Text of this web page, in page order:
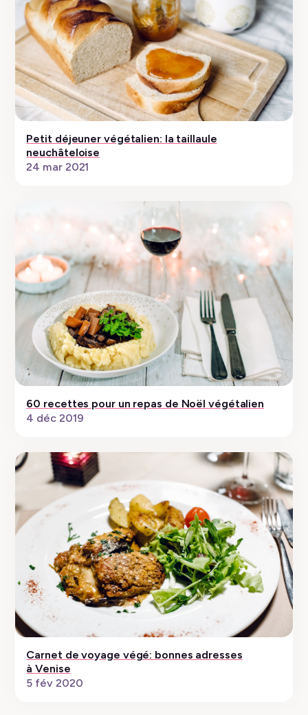
Petit déjeuner végétalien: la taillaule
neuchâteloise
24 mar 2021
60 recettes pour un repas de Noël végétalien
4 déc 2019
Carnet de voyage végé: bonnes adresses
à Venise
5 fév 2020